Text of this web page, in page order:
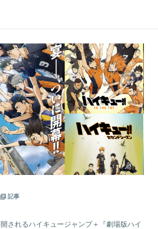
記事
されるハイキュージャンプ＋『劇場版ハイ